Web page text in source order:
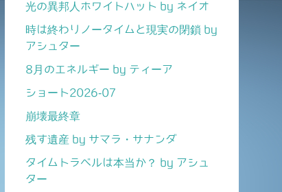
光の異邦人ホワイトハット by ネイオ
時は終わりノータイムと現実の閉鎖 by
アシュター
8月のエネルギー by ティーア
ショート2026-07
崩壊最終章
残す遺産 by サマラ・サナンダ
タイムトラベルは本当か？ by アシュ
ター